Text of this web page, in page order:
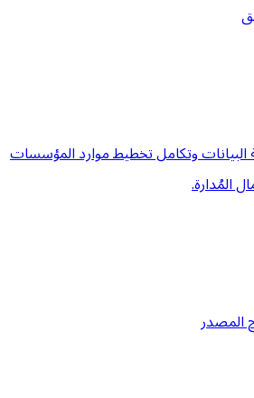
وتكامل تخطيط موارد المؤسسات
المصدر